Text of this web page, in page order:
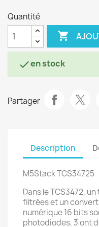
Quantité

en stock
Partager
Description
M5Stack TCS34725
Dans le TCS3472,
filtrées et un
numérique 16 bits
photodiodes, 3 ont